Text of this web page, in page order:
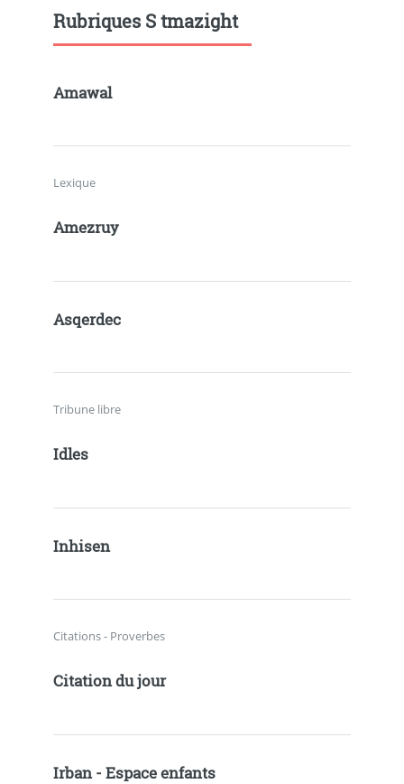
Rubriques S tmazight
Amawal
Lexique
Amezruy
Asqerdec
Tribune libre
Idles
Inhisen
Citations - Proverbes
Citation du jour
Irban - Espace enfants